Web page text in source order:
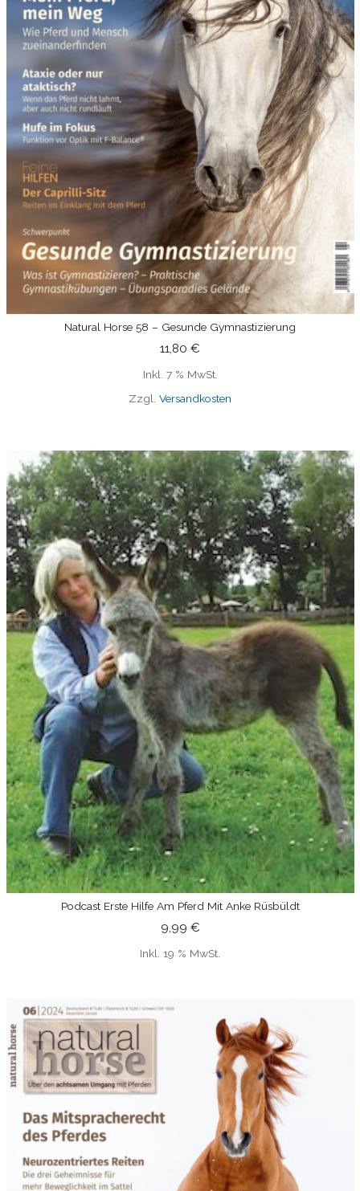
IN DEN WARENKORB
Natural Horse 58 – Gesunde Gymnastizierung
11,80 €
Inkl. 7 % MwSt.
Zzgl. Versandkosten
IN DEN WARENKORB
Podcast Erste Hilfe Am Pferd Mit Anke Rüsbüldt
9,99 €
Inkl. 19 % MwSt.